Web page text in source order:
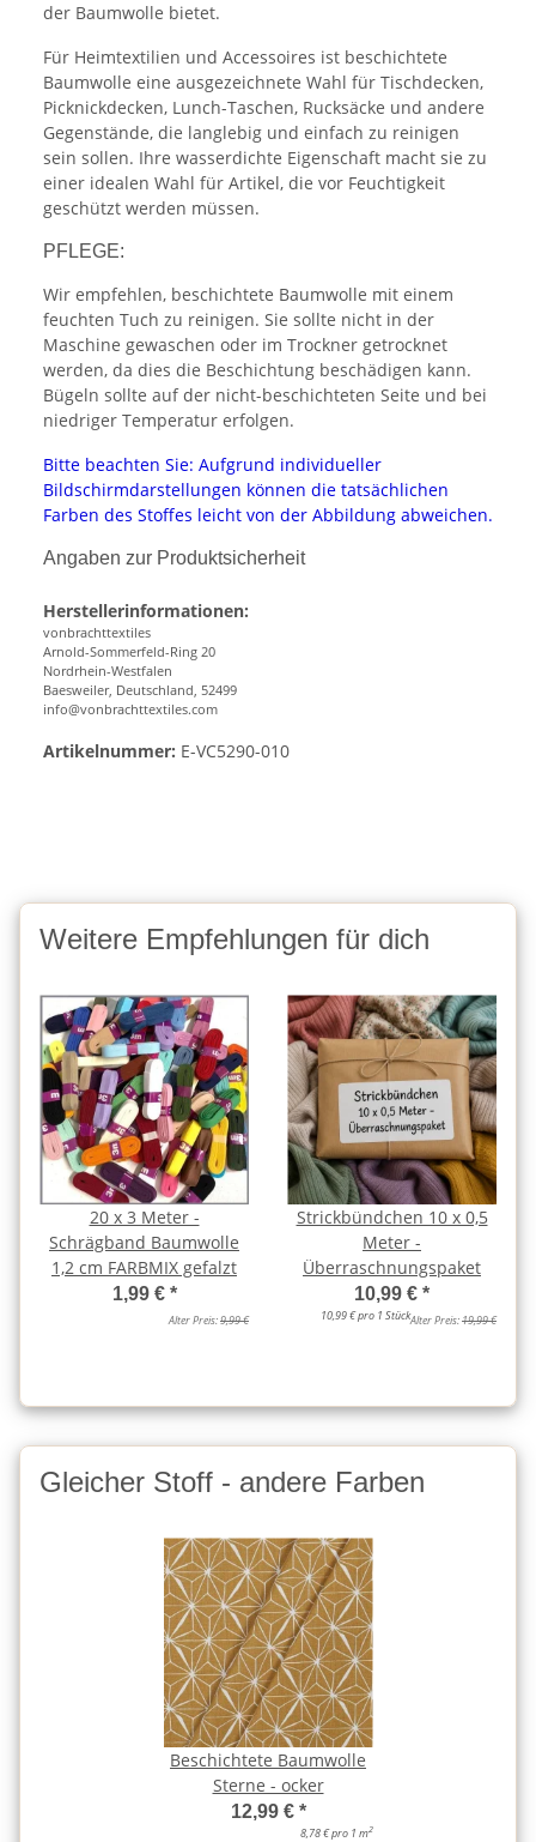
der Baumwolle bietet.
Für Heimtextilien und Accessoires ist beschichtete
Baumwolle eine ausgezeichnete Wahl für Tischdecken,
Picknickdecken, Lunch-Taschen, Rucksäcke und andere
Gegenstände, die langlebig und einfach zu reinigen
sein sollen. Ihre wasserdichte Eigenschaft macht sie zu
einer idealen Wahl für Artikel, die vor Feuchtigkeit
geschützt werden müssen.
PFLEGE:
Wir empfehlen, beschichtete Baumwolle mit einem
feuchten Tuch zu reinigen. Sie sollte nicht in der
Maschine gewaschen oder im Trockner getrocknet
werden, da dies die Beschichtung beschädigen kann.
Bügeln sollte auf der nicht-beschichteten Seite und bei
niedriger Temperatur erfolgen.
Bitte beachten Sie: Aufgrund individueller
Bildschirmdarstellungen können die tatsächlichen
Farben des Stoffes leicht von der Abbildung abweichen.
Angaben zur Produktsicherheit
Herstellerinformationen:
vonbrachttextiles
Arnold-Sommerfeld-Ring 20
Nordrhein-Westfalen
Baesweiler, Deutschland, 52499
info@vonbrachttextiles.com
Artikelnummer: E-VC5290-010
Weitere Empfehlungen für dich
20 x 3 Meter -
Schrägband Baumwolle
1,2 cm FARBMIX gefalzt
1,99 € *
Alter Preis:9,99 €
Strickbündchen 10 x 0,5
Meter -
Überraschnungspaket
10,99 € *
10,99 € pro 1 StückAlter Preis:19,99 €
Gleicher Stoff - andere Farben
Beschichtete Baumwolle
Sterne - ocker
12,99 € *
8,78 € pro 1 m2